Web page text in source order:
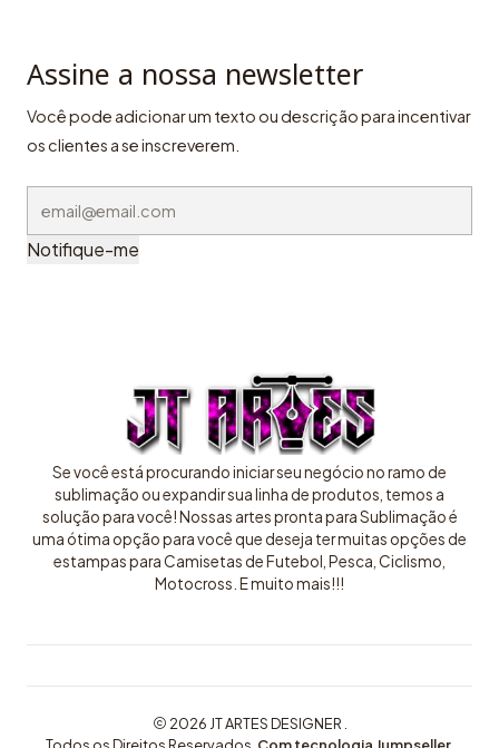
Assine a nossa newsletter
Você pode adicionar um texto ou descrição para incentivar
os clientes a se inscreverem.
Notifique-me
Se você está procurando iniciar seu negócio no ramo de
sublimação ou expandir sua linha de produtos, temos a
solução para você! Nossas artes pronta para Sublimação é
uma ótima opção para você que deseja ter muitas opções de
estampas para Camisetas de Futebol, Pesca, Ciclismo,
Motocross. E muito mais!!!
2026 JT ARTES DESIGNER .